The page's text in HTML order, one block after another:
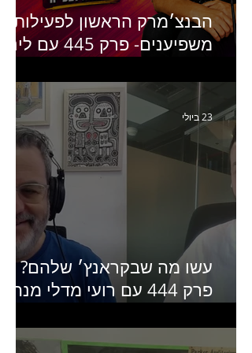
הבנצ׳מרק הראשון לפעילות
משפיענים- פרק 445 עם לינוי
Humanz ישראל
עשו מה שבקראנץ׳ שלהם?
פרק 444 עם רועי מדלי מנהל
האחרון של קראנץ׳
23 ביולי